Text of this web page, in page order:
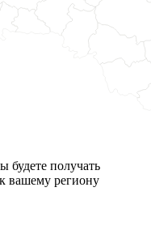
будете получать
вашему региону